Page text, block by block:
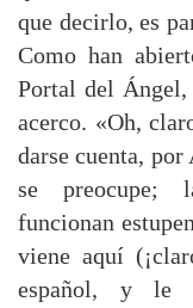
que decirlo, es
Como han
Portal del Ángel,
acerco. «Oh,
darse cuenta,
se preocupe;
funcionan
viene aquí
español, y le